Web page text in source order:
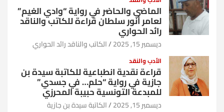
الماضي والحاضر في رواية “وادي الغيم”
لعامر أنور سلطان قراءة للكاتب والناقد
رائد الحواري
ديسمبر 15, 2025 الكاتب والناقد رائد الحواري
الأدب والنقد
قراءة نقدية انطباعية للكاتبة سيدة بن
جازية في رواية “حلم… في جسدي”
للمبدعة التونسية حبيبة المحرزي
ديسمبر 15, 2025 الكاتبة سيدة بن جازية